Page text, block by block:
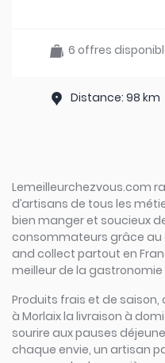
6 offres
Distance: 98 km
Lemeilleurchezvous.com
d’artisans de tous les
bien manger et soucieux
consommateurs grâce au
and collect partout en
meilleur de la
Produits frais et de
à Morlaix la livraison à
sourire aux pauses
chaque envie, un artisan